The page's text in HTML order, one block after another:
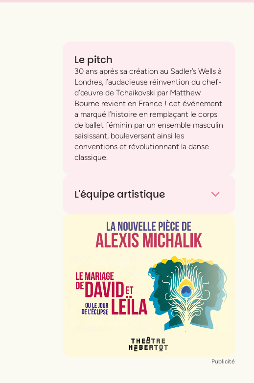
Le pitch
30 ans après sa création au Sadler’s Wells à
Londres, l’audacieuse réinvention du chef-
d’œuvre de Tchaïkovski par Matthew
Bourne revient en France ! cet événement
a marqué l’histoire en remplaçant le corps
de ballet féminin par un ensemble masculin
saisissant, bouleversant ainsi les
conventions et révolutionnant la danse
classique.
L'équipe artistique
Publicité